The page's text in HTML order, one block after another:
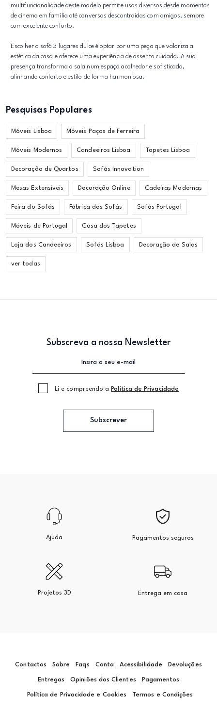
multifuncionalidade deste modelo permite usos diversos desde momentos
de cinema em família até conversas descontraídas com amigos, sempre
com excelente conforto.
Escolher o sofá 3 lugares dulce é optar por uma peça que valoriza a
estética da casa e oferece uma experiência de assento cuidada. A sua
presença transforma a sala num espaço acolhedor e sofisticado,
alinhando conforto e estilo de forma harmoniosa.
Pesquisas Populares
Móveis Lisboa Móveis Paços de Ferreira
Móveis Modernos Candeeiros Lisboa Tapetes Lisboa
Decoração de Quartos Sofás Innovation
Mesas Extensíveis Decoração Online Cadeiras Modernas
Feira do Sofás Fábrica dos Sofás Sofás Portugal
Móveis de Portugal Casa dos Tapetes
Loja dos Candeeiros Sofás Lisboa Decoração de Salas
ver todas
Subscreva a nossa Newsletter
Li e compreendo a Politica de Privacidade
Subscrever
Ajuda Pagamentos seguros
Projetos 3D Entrega em casa
Contactos Sobre Faqs Conta Acessibilidade Devoluções
Entregas Opiniões dos Clientes Pagamentos
Política de Privacidade e Cookies Termos e Condições